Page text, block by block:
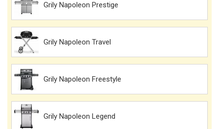
Grily Napoleon Prestige
Grily Napoleon Travel
Grily Napoleon Freestyle
Grily Napoleon Legend